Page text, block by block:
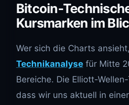
Bitcoin-
Kursmarken im
Wer sich die Charts
Technikanalyse für Mitte
Bereiche. Die Elliott-
dass wir uns aktuell in